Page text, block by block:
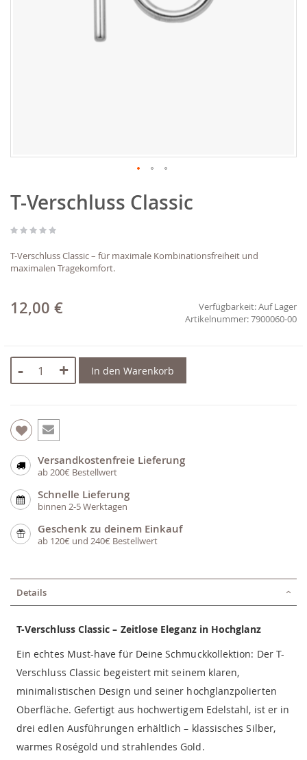
Anfang
der
springen
T-Verschluss Classic
T-Verschluss Classic – für maximale Kombinationsfreiheit und
maximalen Tragekomfort.
12,00 € Verfügbarkeit:Auf Lager
7900060-00
- + In den Warenkorb
Versandkostenfreie Lieferung
ab 200€ Bestellwert
Schnelle Lieferung
binnen 2-5 Werktagen
Geschenk zu deinem Einkauf
ab 120€ und 240€ Bestellwert
Details
T-Verschluss Classic – Zeitlose Eleganz in Hochglanz
Ein echtes Must-have für Deine Schmuckkollektion: Der T-
Verschluss Classic begeistert mit seinem klaren,
minimalistischen Design und seiner hochglanzpolierten
Oberfläche. Gefertigt aus hochwertigem Edelstahl, ist er in
drei edlen Ausführungen erhältlich – klassisches Silber,
warmes Roségold und strahlendes Gold.